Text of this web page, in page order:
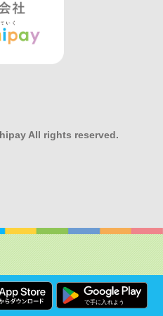
All rights reserved.